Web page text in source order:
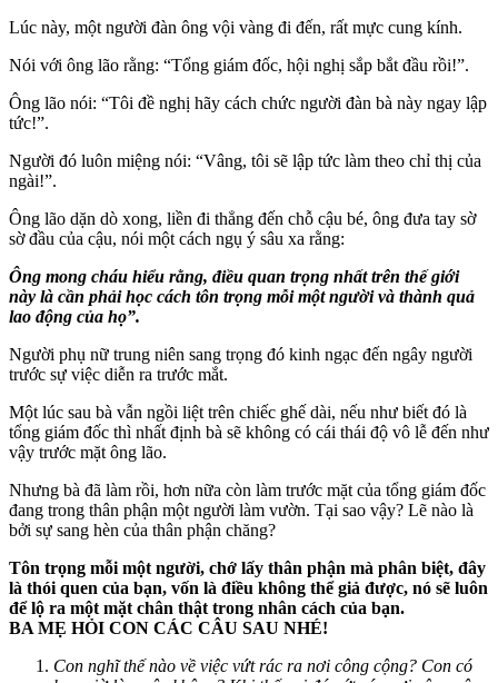
Lúc này, một người đàn ông vội vàng đi đến, rất mực cung kính.
Nói với ông lão rằng: “Tổng giám đốc, hội nghị sắp bắt đầu rồi!”.
Ông lão nói: “Tôi đề nghị hãy cách chức người đàn bà này ngay lập
tức!”.
Người đó luôn miệng nói: “Vâng, tôi sẽ lập tức làm theo chỉ thị của
ngài!”.
Ông lão dặn dò xong, liền đi thẳng đến chỗ cậu bé, ông đưa tay sờ
sờ đầu của cậu, nói một cách ngụ ý sâu xa rằng:
Ông mong cháu hiểu rằng, điều quan trọng nhất trên thế giới
này là cần phải học cách tôn trọng mỗi một người và thành quả
lao động của họ”.
Người phụ nữ trung niên sang trọng đó kinh ngạc đến ngây người
trước sự việc diễn ra trước mắt.
Một lúc sau bà vẫn ngồi liệt trên chiếc ghế dài, nếu như biết đó là
tổng giám đốc thì nhất định bà sẽ không có cái thái độ vô lễ đến như
vậy trước mặt ông lão.
Nhưng bà đã làm rồi, hơn nữa còn làm trước mặt của tổng giám đốc
đang trong thân phận một người làm vườn. Tại sao vậy? Lẽ nào là
bởi sự sang hèn của thân phận chăng?
Tôn trọng mỗi một người, chớ lấy thân phận mà phân biệt, đây
là thói quen của bạn, vốn là điều không thể giả được, nó sẽ luôn
để lộ ra một mặt chân thật trong nhân cách của bạn.
BA MẸ HỎI CON CÁC CÂU SAU NHÉ!
Con nghĩ thế nào về việc vứt rác ra nơi công cộng? Con có